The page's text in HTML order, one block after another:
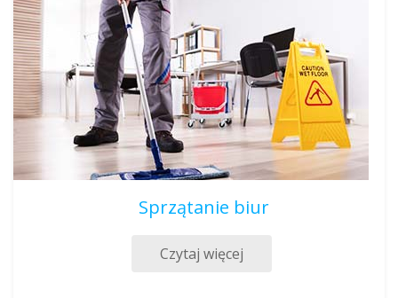
Sprzątanie biur
Czytaj więcej